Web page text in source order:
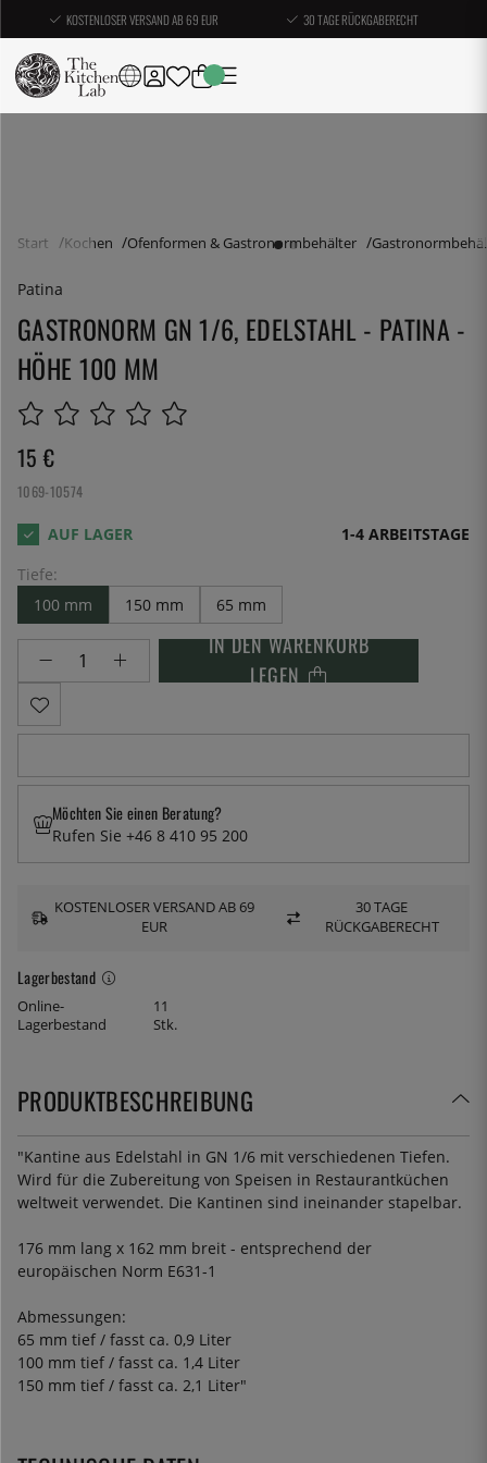
KOSTENLOSER VERSAND AB 69 EUR 30 TAGE RÜCKGABERECHT
Start Kochen Ofenformen & Gastronormbehälter
Patina
GASTRONORM GN 1/6, EDELSTAHL - PATINA -
HÖHE 100 MM
15 €
1069-10574
1-4 ARBEITSTAGE
Tiefe:
100 mm
150 mm 65 mm
IN DEN WARENKORB
LEGEN
Lagerbestand
Online-
Lagerbestand
11
Stk.
Möchten Sie einen Beratung?
Rufen Sie +46 8 410 95 200
KOSTENLOSER VERSAND AB 69
EUR
30 TAGE
RÜCKGABERECHT
PRODUKTBESCHREIBUNG
"Kantine aus Edelstahl in GN 1/6 mit verschiedenen Tiefen.
Wird für die Zubereitung von Speisen in Restaurantküchen
weltweit verwendet. Die Kantinen sind ineinander stapelbar.
176 mm lang x 162 mm breit - entsprechend der
europäischen Norm E631-1
Abmessungen:
65 mm tief / fasst ca. 0,9 Liter
100 mm tief / fasst ca. 1,4 Liter
150 mm tief / fasst ca. 2,1 Liter"